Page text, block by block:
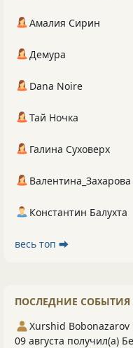
Амалия Сирин
Демура
Dana Noire
Тай Ночка
Галина Суховерх
Валентина_Захарова
Константин Балухта
весь топ ⮕
ПОСЛЕДНИЕ СОБЫТИЯ
Xurshid Bobonazarov
09 августа получил(а)